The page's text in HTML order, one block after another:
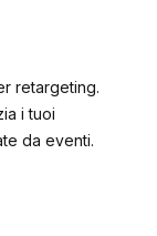
retargeting.
i tuoi
da eventi.